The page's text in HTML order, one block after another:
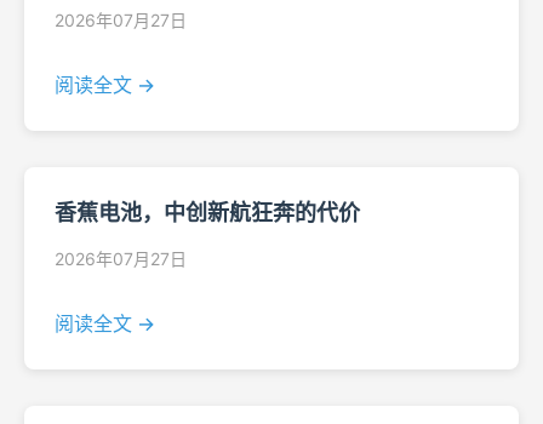
2026年07月27日
阅读全文 →
香蕉电池，中创新航狂奔的代价
2026年07月27日
阅读全文 →